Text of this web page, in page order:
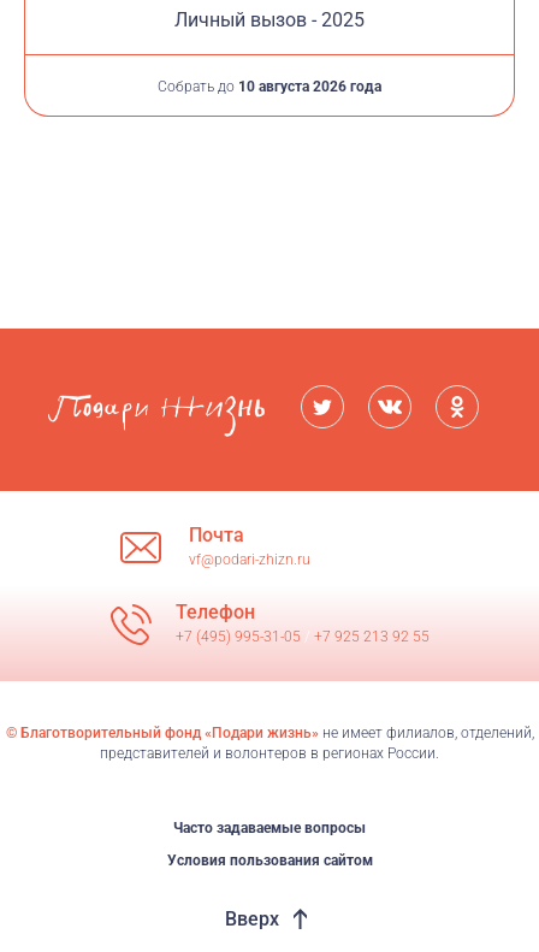
Личный вызов - 2025
Собрать до 10 августа 2026 года
Почта
vf@podari-zhizn.ru
Телефон
+7 (495) 995-31-05 +7 925 213 92 55
© Благотворительный фонд «Подари жизнь»не имеет филиалов, отделений,
представителей и волонтеров в регионах России.
Часто задаваемые вопросы
Условия пользования сайтом
Вверх